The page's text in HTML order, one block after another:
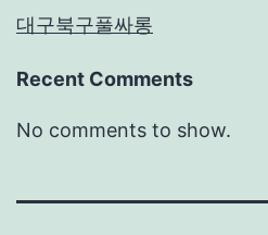
대구북구풀싸롱
Recent Comments
No comments to show.